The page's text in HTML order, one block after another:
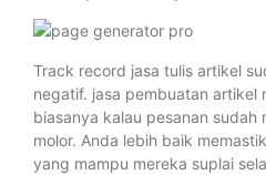
Track record jasa tulis artikel
negatif. jasa pembuatan artikel
biasanya kalau pesanan sudah
molor. Anda lebih baik
yang mampu mereka suplai